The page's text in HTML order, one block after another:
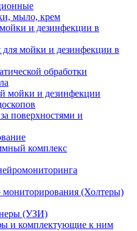
мыло, крем
и дезинфекции в
для мойки и дезинфекции в
обработки
мойки и дезинфекции
поверхностями и
комплекс
мониторирования (Холтеры)
(УЗИ)
и комплектующие к ним